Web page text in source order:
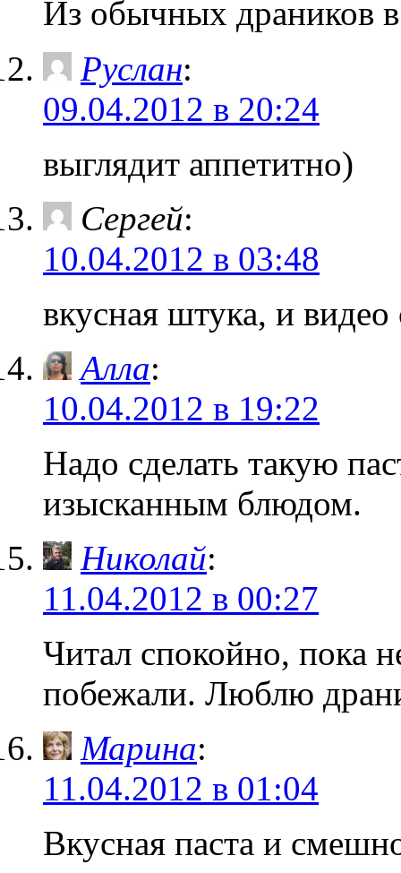
Из обычных драников
Руслан:
09.04.2012 в 20:24
выглядит аппетитно)
Сергей:
10.04.2012 в 03:48
вкусная штука, и
Алла:
10.04.2012 в 19:22
Надо сделать такую
изысканным блюдом.
Николай:
11.04.2012 в 00:27
Читал спокойно, пока
побежали. Люблю
Марина:
11.04.2012 в 01:04
Вкусная паста и